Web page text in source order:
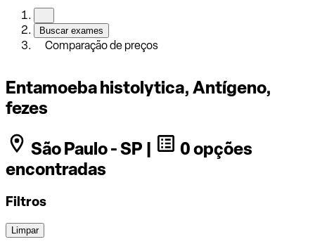
Buscar exames
Comparação de preços
Entamoeba histolytica, Antígeno,
fezes
São Paulo - SP |
0 opções
encontradas
Filtros
Limpar